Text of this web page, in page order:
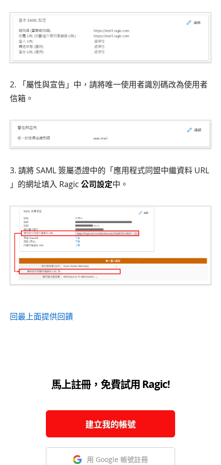
2. 「屬性與宣告」中，請將唯一使用者識別碼改為使用者
信箱。
3. 請將 SAML 簽屬憑證中的「應用程式同盟中繼資料 URL
」的網址填入 Ragic 公司設定中。
回最上面提供回饋
馬上註冊，免費試用 Ragic!
建立我的帳號
用 Google 帳號註冊